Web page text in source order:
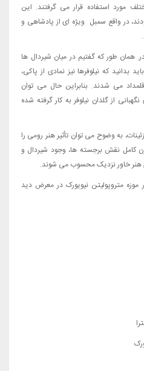
مورد استفاده قرار می گرفتند. این
در واقع سمبل ویژه ای از پادشاهی و
همان طور که گفتیم در میان شیردال ها
بدانید که نیلوفرها نیز نمادی از پاکی،
می شدند. بنابراین حال می توان
از گلدان نیلوفر به کار گرفته شده
به وضوح می توان تأثیر هنر رومی را
کامل نقش برجسته ها، وجود شیردال و
خاور نزدیک محسوب می شوند.
متروپولیتن نیویورک در معرض دید